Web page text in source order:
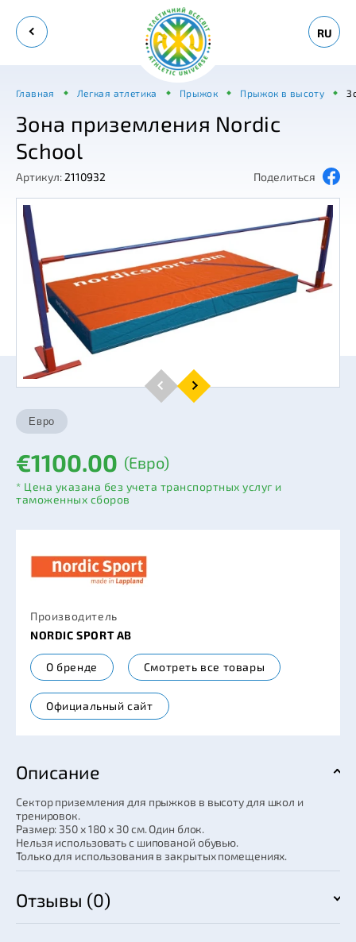
RU
Главная Легкая атлетика Прыжок Прыжок в высоту
Артикул: 2110932 Поделиться
Зона приземления Nordic
School
€1100.00 (Евро)
* Цена указана без учета транспортных услуг и
таможенных сборов
Производитель
NORDIC SPORT AB
О бренде Смотреть все товары
Официальный сайт
Описание
Сектор приземления для прыжков в высоту для школ и
тренировок.
Размер: 350 x 180 x 30 см. Один блок.
Нельзя использовать с шипованой обувью.
Только для использования в закрытых помещениях.
Отзывы (0)